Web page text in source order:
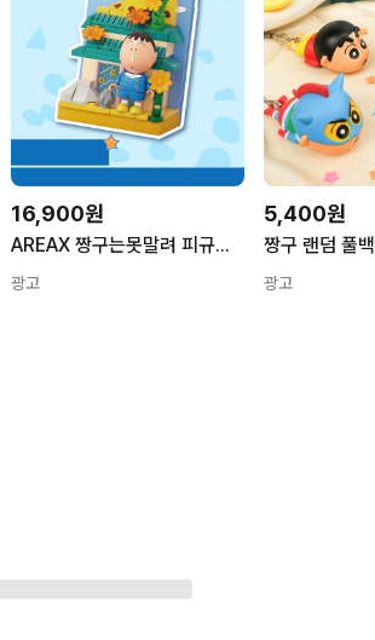
16,900원
AREAX 짱구는못말려 피규어 블럭 짱구 맹구 자석 피규어 맹구네 집
광고
5,400원
광고